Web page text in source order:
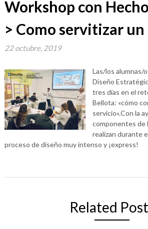
Workshop con
> Como servitizar
22 octubre, 2019
Las/los alumnas/
Diseño
tres días en el
Bellota: «cómo
servicio».Con la
componentes de
realizan durante
proceso de diseño muy intenso y ¡express!
Related